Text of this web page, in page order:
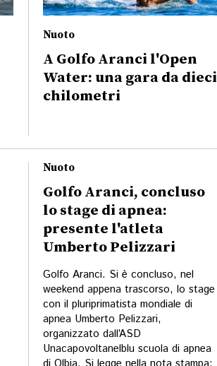
Nuoto
A Golfo Aranci l'Open
Water: una gara da dieci
chilometri
Nuoto
Golfo Aranci, concluso
lo stage di apnea:
presente l'atleta
Umberto Pelizzari
Golfo Aranci. Si è concluso, nel
weekend appena trascorso, lo stage
con il pluriprimatista mondiale di
apnea Umberto Pelizzari,
organizzato dall’ASD
Unacapovoltanelblu scuola di apnea